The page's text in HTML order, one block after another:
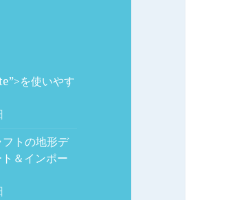
を使いやす
トの地形デ
＆インポー